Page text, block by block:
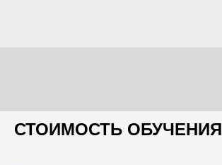
СТОИМОСТЬ ОБУЧЕНИЯ